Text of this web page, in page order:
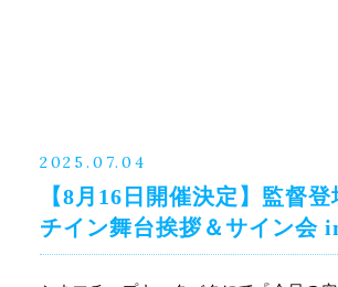
2025.07.04
【8月16日開催決定】監督
チイン舞台挨拶＆サイン会